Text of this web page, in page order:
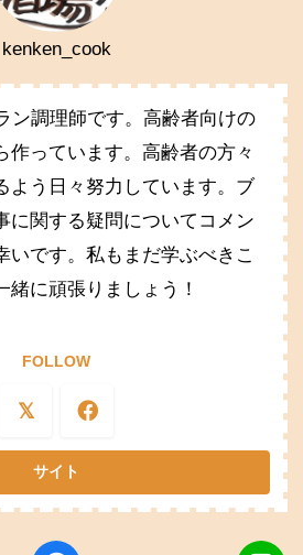
kenken_cook
ン調理師です。高齢者向けの
作っています。高齢者の方々
よう日々努力しています。ブ
に関する疑問についてコメン
いです。私もまだ学ぶべきこ
緒に頑張りましょう！
FOLLOW